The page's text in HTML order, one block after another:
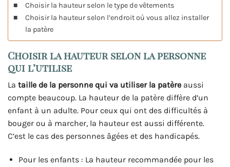
Choisir la hauteur selon le type de vêtements
Choisir la hauteur selon l’endroit où vous allez installer
la patère
Choisir la hauteur selon la personne
qui l’utilise
La taille de la personne qui va utiliser la patère aussi
compte beaucoup. La hauteur de la patère diffère d’un
enfant à un adulte. Pour ceux qui ont des difficultés à
bouger ou à marcher, la hauteur est aussi différente.
C’est le cas des personnes âgées et des handicapés.
Pour les enfants : La hauteur recommandée pour les